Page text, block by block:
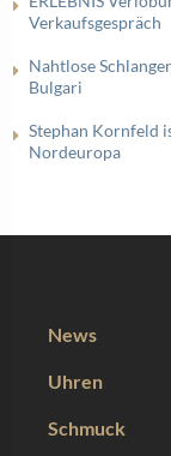
Verkaufsgespräch
Nahtlose
Bulgari
Stephan Kornfeld
Nordeuropa
News
Uhren
Schmuck